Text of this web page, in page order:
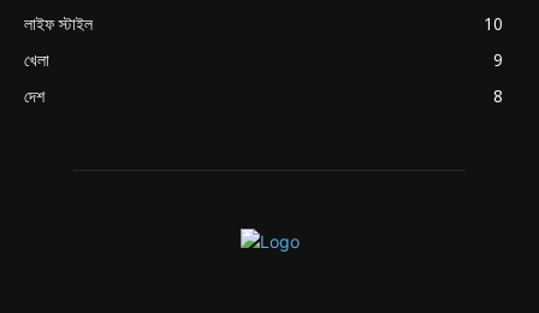
লাইফ স্টাইল
10
খেলা
9
দেশ
8